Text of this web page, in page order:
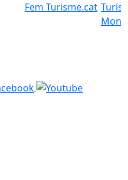
Fem Turisme.cat